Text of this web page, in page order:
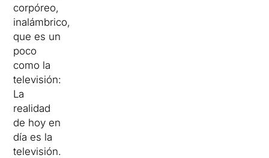
corpóreo,
inalámbrico,
que es un
poco
como la
televisión:
La
realidad
de hoy en
día es la
televisión.